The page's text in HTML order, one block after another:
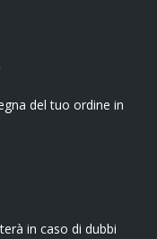
del tuo ordine in
in caso di dubbi